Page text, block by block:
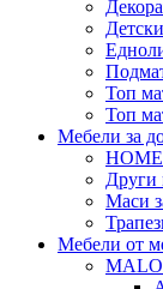
Топ
Топ
Мебели за
Други
Маси
Мебели от